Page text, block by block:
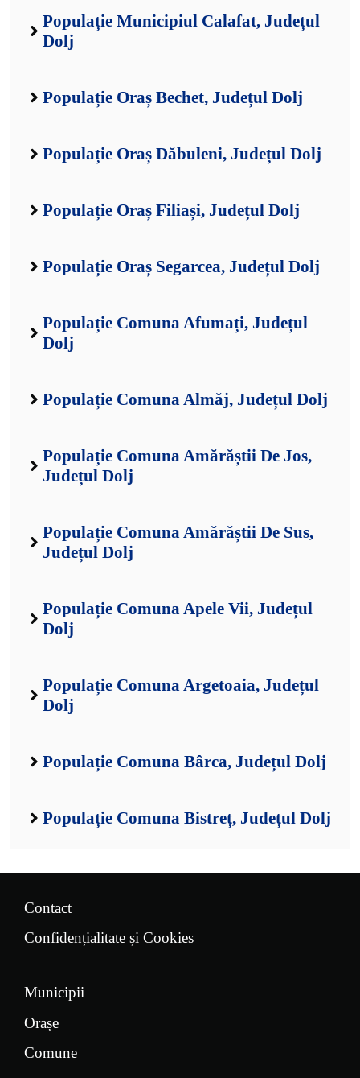
Populație Municipiul Calafat, Județul
Dolj
Populație Oraș Bechet, Județul Dolj
Populație Oraș Dăbuleni, Județul Dolj
Populație Oraș Filiași, Județul Dolj
Populație Oraș Segarcea, Județul Dolj
Populație Comuna Afumați, Județul
Dolj
Populație Comuna Almăj, Județul Dolj
Populație Comuna Amărăștii De Jos,
Județul Dolj
Populație Comuna Amărăștii De Sus,
Județul Dolj
Populație Comuna Apele Vii, Județul
Dolj
Populație Comuna Argetoaia, Județul
Dolj
Populație Comuna Bârca, Județul Dolj
Populație Comuna Bistreț, Județul Dolj
Contact
Confidențialitate și Cookies
Municipii
Orașe
Comune